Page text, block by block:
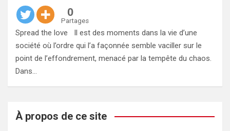
0
Partages
Spread the love Il est des moments dans la vie d’une
société où l’ordre qui l’a façonnée semble vaciller sur le
point de l’effondrement, menacé par la tempête du chaos.
Dans…
À propos de ce site